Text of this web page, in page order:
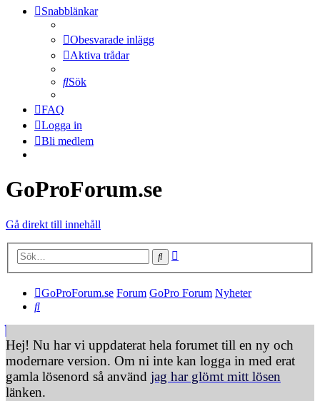
Snabblänkar
Obesvarade inlägg
Aktiva trådar
Sök
FAQ
Logga in
Bli medlem
GoProForum.se
Gå direkt till innehåll
Sök
GoProForum.se Forum GoPro Forum Nyheter
Sök
Hej! Nu har vi uppdaterat hela forumet till en ny och
modernare version. Om ni inte kan logga in med erat
gamla lösenord så använd jag har glömt mitt lösen
länken.